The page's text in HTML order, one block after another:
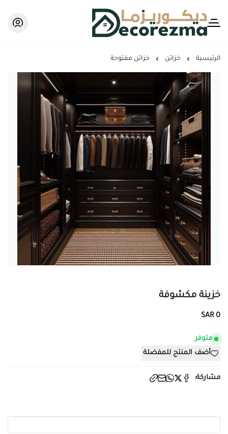
Decorezma
الرئيسية خزائن خزائن مفتوحة
خزينة مكشوفة
0 SAR
متوفر
أضف المنتج للمفضلة
مشاركة: